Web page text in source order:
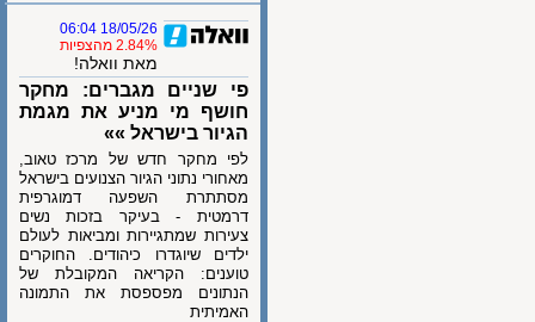
18/05/26 06:04
2.84% מהצפיות
מאת וואלה!
פי שניים מגברים: מחקר
חושף מי מניע את מגמת
הגיור בישראל »»
לפי מחקר חדש של מרכז טאוב,
מאחורי נתוני הגיור הצנועים בישראל
מסתתרת השפעה דמוגרפית
דרמטית - בעיקר בזכות נשים
צעירות שמתגיירות ומביאות לעולם
ילדים שיוגדרו כיהודים. החוקרים
טוענים: הקריאה המקובלת של
הנתונים מפספסת את התמונה
האמיתית